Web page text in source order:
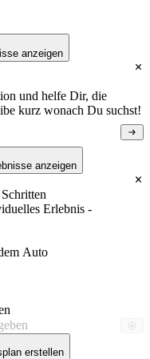
anzeigen
und helfe Dir, die
kurz wonach Du suchst!
anzeigen
Erlebnis -
Auto
erstellen